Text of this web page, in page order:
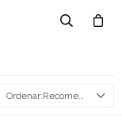
Recomendados